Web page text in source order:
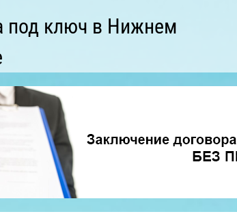
под ключ в Нижнем